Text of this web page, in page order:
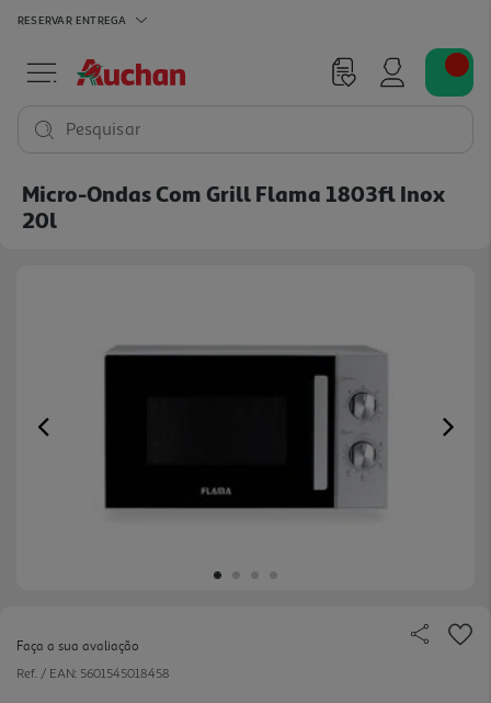
RESERVAR ENTREGA
Pesquisar
Micro-Ondas Com Grill Flama 1803fl Inox
20l
Previous
Faça a sua avaliação
Ref. / EAN: 5601545018458